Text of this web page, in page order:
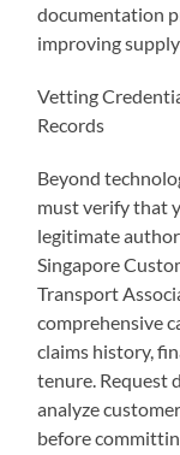
documentation
improving
Vetting
Records
Beyond
must verify that
legitimate
Singapore
Transport
comprehensive
claims history,
tenure. Request
analyze
before